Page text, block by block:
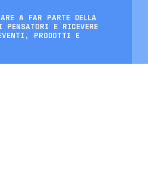
A FAR PARTE DELLA
PENSATORI E RICEVERE
PRODOTTI E